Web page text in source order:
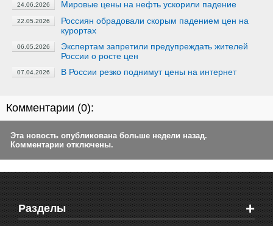
24.06.2026 Мировые цены на нефть ускорили падение
22.05.2026
Россиян обрадовали скорым падением цен на
курортах
06.05.2026
Экспертам запретили предупреждать жителей
России о росте цен
07.04.2026 В России резко поднимут цены на интернет
Комментарии (0):
Эта новость опубликована больше недели назад.
Комментарии отключены.
Разделы +